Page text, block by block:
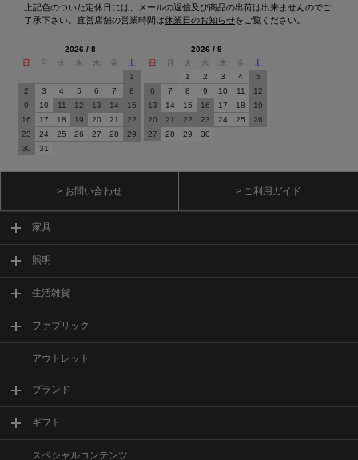
上記色のついた定休日には、メールの返信及び商品の出荷は出来ませんのでご
了承下さい。直営店舗の営業時間は休業日のお知らせをご覧ください。
2026 / 8
日
月 火 水 木 金
土
1
2
3 4 5 6 7
8
9
10 11 12 13 14
15
16
17 18 19 20 21
22
23
24 25 26 27 28
29
30
31
2026 / 9
日
月 火 水 木 金
土
1
2 3 4
5
6
7 8 9 10 11
12
13
14 15 16 17 18
19
20
21 22 23 24 25
26
27
28 29 30
> お問い合わせ > ご利用ガイド
家具
照明
生活雑貨
ファブリック
アウトレット
ブランド
ギフト
スペシャルコンテンツ